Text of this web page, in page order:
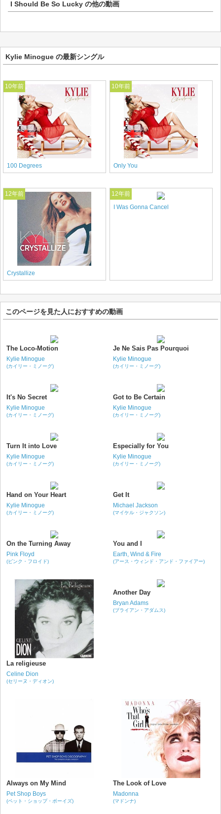
I Should Be So Lucky の他の動画
Kylie Minogue の最新シングル
10年前
100 Degrees
10年前
Only You
12年前
Crystallize
12年前
I Was Gonna Cancel
このページを見た人におすすめの動画
The Loco-Motion
Kylie Minogue
(カイリー・ミノーグ)
Je Ne Sais Pas Pourquoi
Kylie Minogue
(カイリー・ミノーグ)
It's No Secret
Kylie Minogue
(カイリー・ミノーグ)
Got to Be Certain
Kylie Minogue
(カイリー・ミノーグ)
Turn It into Love
Kylie Minogue
(カイリー・ミノーグ)
Especially for You
Kylie Minogue
(カイリー・ミノーグ)
Hand on Your Heart
Kylie Minogue
(カイリー・ミノーグ)
Get It
Michael Jackson
(マイケル・ジャクソン)
On the Turning Away
Pink Floyd
(ピンク・フロイド)
You and I
Earth, Wind & Fire
(アース・ウィンド・アンド・ファイアー)
La religieuse
Celine Dion
(セリーヌ・ディオン)
Another Day
Bryan Adams
(ブライアン・アダムス)
Always on My Mind
Pet Shop Boys
(ペット・ショップ・ボーイズ)
The Look of Love
Madonna
(マドンナ)